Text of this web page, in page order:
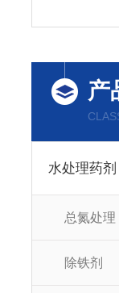
产
水处理药剂
总氮处理
除铁剂